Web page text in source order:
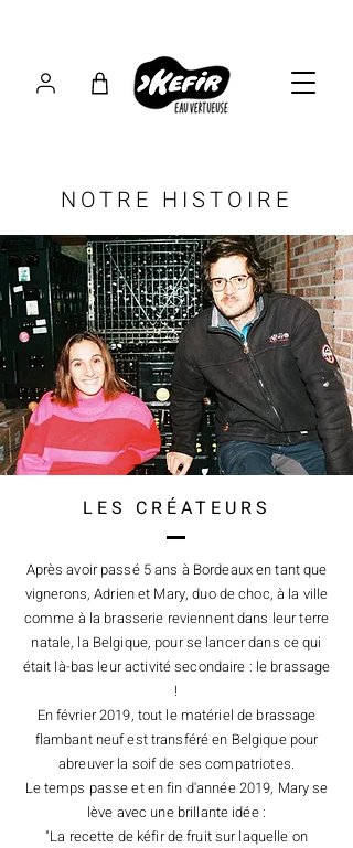
NOTRE HISTOIRE
LES CRÉATEURS
Après avoir passé 5 ans à Bordeaux en tant que
vignerons, Adrien et Mary, duo de choc, à la ville
comme à la brasserie reviennent dans leur terre
natale, la Belgique, pour se lancer dans ce qui
était là-bas leur activité secondaire : le brassage
!
En février 2019, tout le matériel de brassage
flambant neuf est transféré en Belgique pour
abreuver la soif de ses compatriotes.
Le temps passe et en fin d'année 2019, Mary se
lève avec une brillante idée :
"La recette de kéfir de fruit sur laquelle on